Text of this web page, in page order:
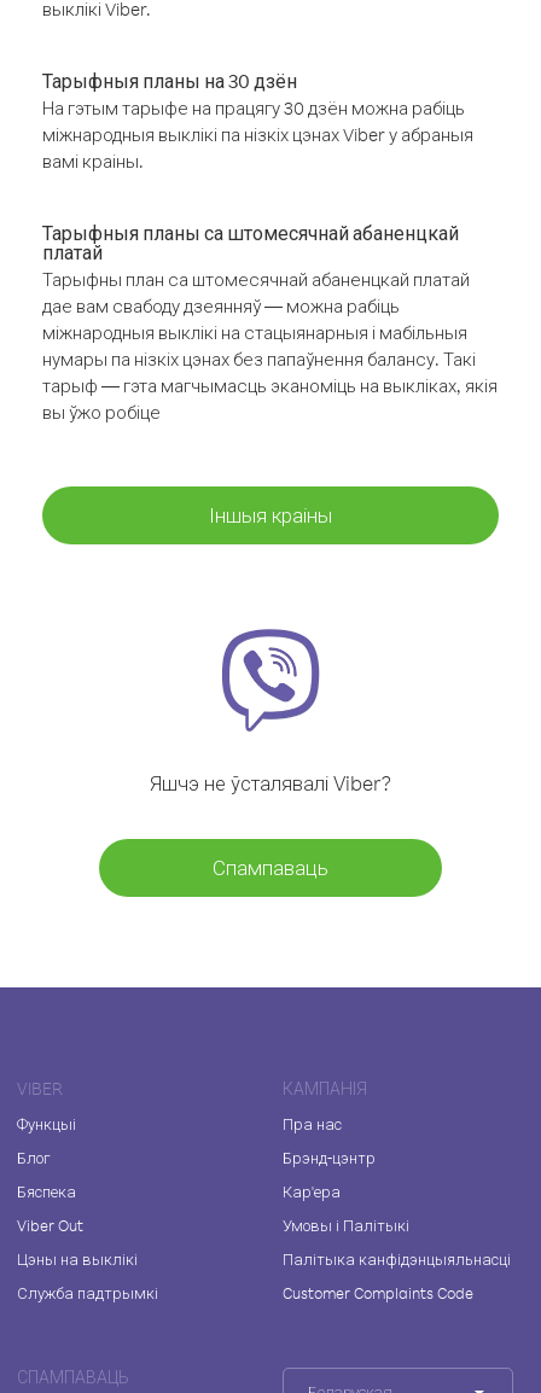
выклікі Viber.
Тарыфныя планы на 30 дзён
На гэтым тарыфе на працягу 30 дзён можна рабіць
міжнародныя выклікі па нізкіх цэнах Viber у абраныя
вамі краіны.
Тарыфныя планы са штомесячнай абаненцкай
платай
Тарыфны план са штомесячнай абаненцкай платай
дае вам свабоду дзеянняў — можна рабіць
міжнародныя выклікі на стацыянарныя і мабільныя
нумары па нізкіх цэнах без папаўнення балансу. Такі
тарыф — гэта магчымасць эканоміць на выкліках, якія
вы ўжо робіце
Іншыя краіны
Яшчэ не ўсталявалі Viber?
Спампаваць
VIBER
Функцыі
Блог
Бяспека
Viber Out
Цэны на выклікі
Служба падтрымкі
КАМПАНІЯ
Пра нас
Брэнд-цэнтр
Кар'ера
Умовы і Палітыкі
Палітыка канфідэнцыяльнасці
Customer Complaints Code
СПАМПАВАЦЬ